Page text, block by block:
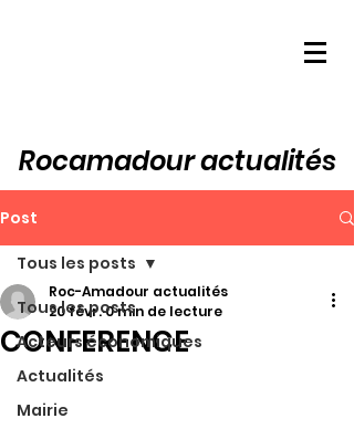
Rocamadour actualités
Post
Tous les posts
Acteurs économiques
Actualités
Mairie
Tous les posts
CONFERENCE
Roc-Amadour actualités
20 févr.0 min de lecture